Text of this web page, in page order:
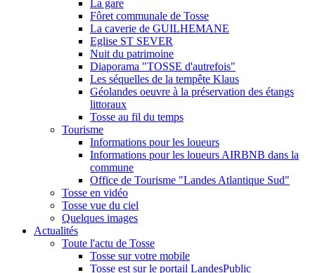
La gare
Fôret communale de Tosse
La caverie de GUILHEMANE
Eglise ST SEVER
Nuit du patrimoine
Diaporama "TOSSE d'autrefois"
Les séquelles de la tempête Klaus
Géolandes oeuvre à la préservation des étangs
littoraux
Tosse au fil du temps
Tourisme
Informations pour les loueurs
Informations pour les loueurs AIRBNB dans la
commune
Office de Tourisme "Landes Atlantique Sud"
Tosse en vidéo
Tosse vue du ciel
Quelques images
Actualités
Toute l'actu de Tosse
Tosse sur votre mobile
Tosse est sur le portail LandesPublic